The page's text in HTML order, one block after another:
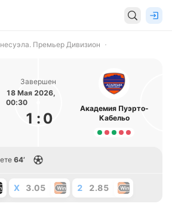
Премьер Дивизион
Завершен
18 Мая 2026,
00:30
1 : 0
Академия Пуэрто-
Кабельо
64’
X 3.05 2 2.85